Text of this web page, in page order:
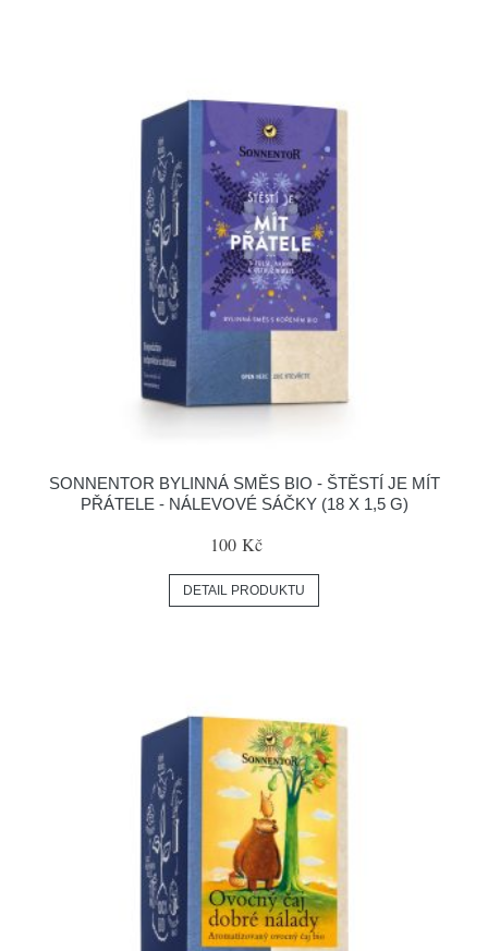
SONNENTOR BYLINNÁ SMĚS BIO - ŠTĚSTÍ JE MÍT
PŘÁTELE - NÁLEVOVÉ SÁČKY (18 X 1,5 G)
100 Kč
DETAIL PRODUKTU